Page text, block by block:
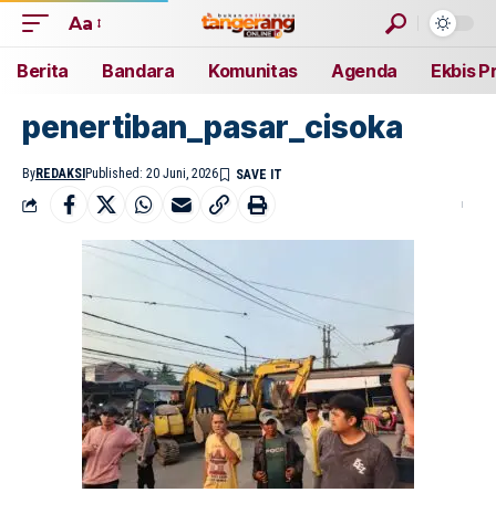
Aa
Berita Bandara Komunitas Agenda Ekbis
penertiban_pasar_cisoka
ByREDAKSI Published: 20 Juni, 2026